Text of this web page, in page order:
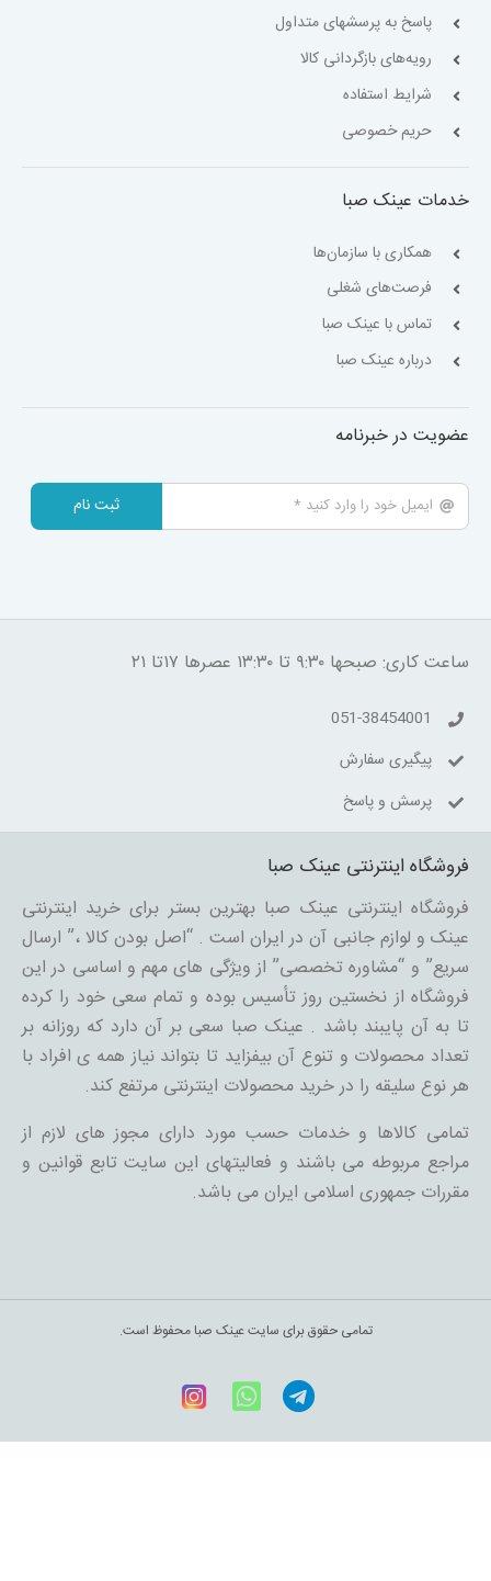
پاسخ به پرسشهای متداول
رویه‌های بازگردانی کالا
شرایط استفاده
حریم خصوصی
خدمات عینک صبا
همکاری با سازمان‌ها
فرصت‌های شغلی
تماس با عینک صبا
درباره عینک صبا
عضویت در خبرنامه
ثبت نام
ساعت کاری: صبحها ۹:۳۰ تا ۱۳:۳۰ عصرها ۱۷تا ۲۱
051-38454001
پیگیری سفارش
پرسش و پاسخ
فروشگاه اینترنتی عینک صبا
فروشگاه اینترنتی عینک صبا بهترین بستر برای خرید اینترنتی
عینک و لوازم جانبی آن در ایران است . “اصل بودن کالا ،” ارسال
سریع” و “مشاوره تخصصی” از ویژگی های مهم و اساسی در این
فروشگاه از نخستین روز تأسیس بوده و تمام سعی خود را کرده
تا به آن پایبند باشد . عینک صبا سعی بر آن دارد که روزانه بر
تعداد محصولات و تنوع آن بیفزاید تا بتواند نیاز همه ی افراد با
هر نوع سلیقه را در خرید محصولات اینترنتی مرتفع کند.
تمامی کالاها و خدمات حسب مورد دارای مجوز های لازم از
مراجع مربوطه می باشند و فعالیتهای این سایت تابع قوانین و
مقررات جمهوری اسلامی ایران می باشد.
تمامی حقوق برای سایت عینک صبا محفوظ است.
Telegram
WhatsApp
اینستاگرام